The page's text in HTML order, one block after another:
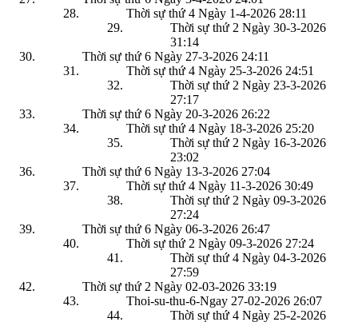
Thời sự thứ 4 Ngày 1-4-2026 28:11
Thời sự thứ 2 Ngày 30-3-2026
31:14
Thời sự thứ 6 Ngày 27-3-2026 24:11
Thời sự thứ 4 Ngày 25-3-2026 24:51
Thời sự thứ 2 Ngày 23-3-2026
27:17
Thời sự thứ 6 Ngày 20-3-2026 26:22
Thời sự thứ 4 Ngày 18-3-2026 25:20
Thời sự thứ 2 Ngày 16-3-2026
23:02
Thời sự thứ 6 Ngày 13-3-2026 27:04
Thời sự thứ 4 Ngày 11-3-2026 30:49
Thời sự thứ 2 Ngày 09-3-2026
27:24
Thời sự thứ 6 Ngày 06-3-2026 26:47
Thời sự thứ 2 Ngày 09-3-2026 27:24
Thời sự thứ 4 Ngày 04-3-2026
27:59
Thời sự thứ 2 Ngày 02-03-2026 33:19
Thoi-su-thu-6-Ngay 27-02-2026 26:07
Thời sự thứ 4 Ngày 25-2-2026